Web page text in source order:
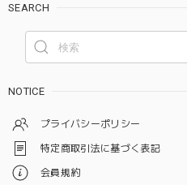
SEARCH
NOTICE
プライバシーポリシー
特定商取引法に基づく表記
会員規約